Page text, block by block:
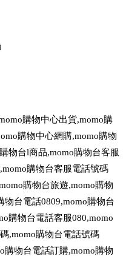
購物中心出貨,momo購
購物中心網購,momo購物
購物台l商品,momo購物台客服
,momo購物台客服電話號碼
購物台旅遊,momo購物
物台電話0809,momo購物台
購物台電話客服080,momo
,momo購物台電話號碼
購物台電話訂購,momo購物